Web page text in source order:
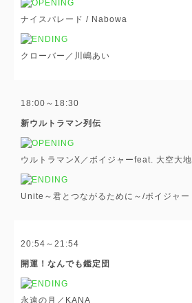
ナイスパレード / Nabowa
クローバー／川嶋あい
18:00～18:30
新ウルトラマン列伝
ウルトラマンX／ボイジャーfeat. 大空大地
Unite～君とつながるために～/ボイジャー
20:54～21:54
開運！なんでも鑑定団
永遠の月／KANA